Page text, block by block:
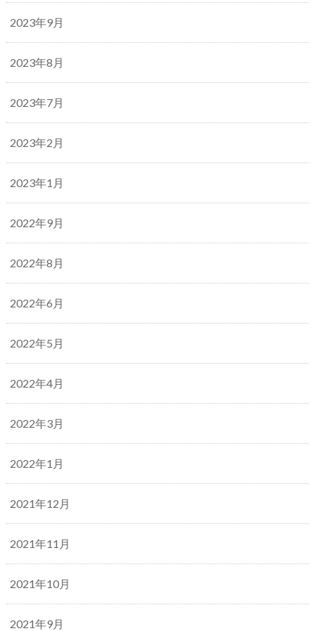
2023年9月
2023年8月
2023年7月
2023年2月
2023年1月
2022年9月
2022年8月
2022年6月
2022年5月
2022年4月
2022年3月
2022年1月
2021年12月
2021年11月
2021年10月
2021年9月